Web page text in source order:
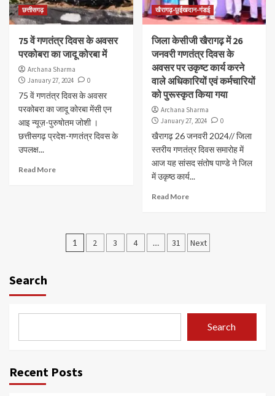
छत्तीसगढ़
75 वें गणतंत्र दिवस के अवसर
परकोबरा का जादू कोरबा में
Archana Sharma
January 27, 2024
0
75 वें गणतंत्र दिवस के अवसर
परकोबरा का जादू कोरबा मेंसी एन
आइ न्यूज़-पुरुषोतम जोशी ।
छत्तीसगढ़ प्रदेश-गणतंत्र दिवस के
उपलक्ष...
Read More
खैरागढ़-छुईखदान-गंडई
जिला केसीजी खैरागढ़ में 26
जनवरी गणतंत्र दिवस के
अवसर पर उकृष्ट कार्य करने
वाले अधिकारियों एवं कर्मचारियों
को पुरूस्कृत किया गया
Archana Sharma
January 27, 2024
0
खैरागढ़ 26 जनवरी 2024// जिला
स्तरीय गणतंत्र दिवस समारोह में
आज यह सांसद संतोष पाण्डे ने जिल
में उकृष्ठ कार्य...
Read More
Posts
1 2 3 4 … 31 Next
Search
Search
Recent Posts